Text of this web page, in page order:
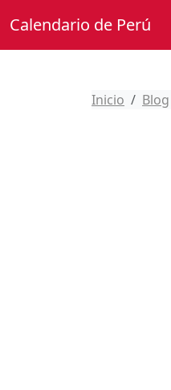
Calendario de Perú
Inicio Blog